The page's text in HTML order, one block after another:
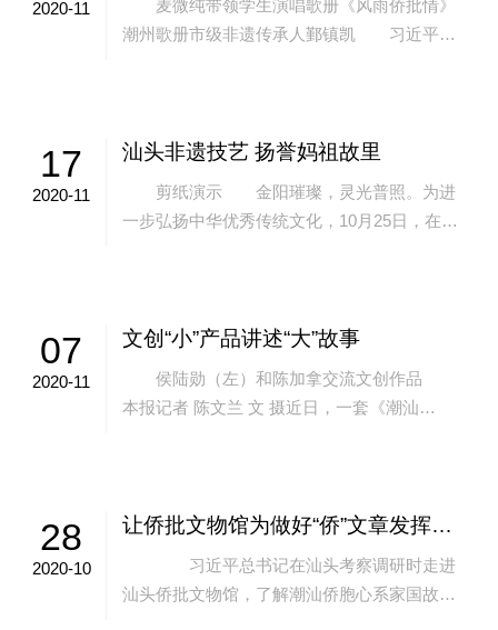
2020-11
麦微纯带领学生演唱歌册《风雨侨批情》
潮州歌册市级非遗传承人鄞镇凯 习近平总
17
2020-11
汕头非遗技艺 扬誉妈祖故里
剪纸演示 金阳璀璨，灵光普照。为进
一步弘扬中华优秀传统文化，10月25日，在中
07
2020-11
文创“小”产品讲述“大”故事
侯陆勋（左）和陈加拿交流文创作品
本报记者 陈文兰 文 摄近日，一套《潮汕
28
2020-10
让侨批文物馆为做好“侨”文章发挥更大作用
习近平总书记在汕头考察调研时走进
汕头侨批文物馆，了解潮汕侨胞心系家国故